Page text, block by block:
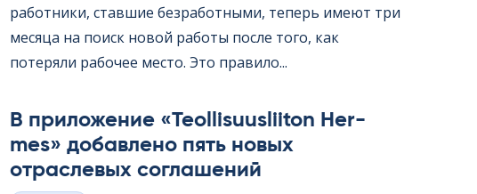
работники, ставшие безработными, теперь имеют три
месяца на поиск новой работы после того, как
потеряли рабочее место. Это правило...
В приложение «Teol­li­suus­lii­ton Her­
mes» добавлено пять новых
отраслевых соглашений